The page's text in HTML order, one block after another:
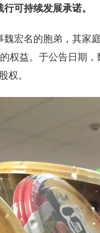
可持续发展承诺。
宏名的胞弟，其家
权益。于公告日期
权。